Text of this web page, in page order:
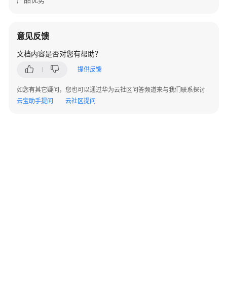
束
意
署
程
意见反馈
文档内容是否对您有帮助？
提供反馈
如您有其它疑问，您也可以通过华为云社区问答频道来与我们联系探讨
云宝助手提问
云社区提问